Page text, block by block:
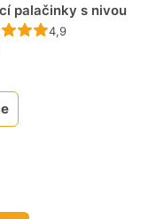
palačinky s nivou
Recept ještě nebyl
4,9